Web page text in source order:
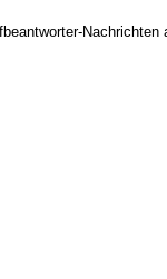
Nachrichten